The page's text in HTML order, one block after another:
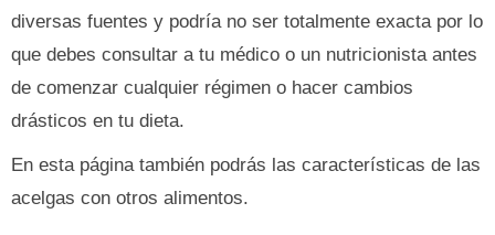
diversas fuentes y podría no ser totalmente exacta por lo
que debes consultar a tu médico o un nutricionista antes
de comenzar cualquier régimen o hacer cambios
drásticos en tu dieta.
En esta página también podrás las características de las
acelgas con otros alimentos.